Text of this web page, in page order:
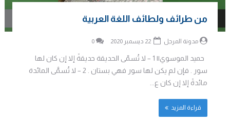
من طرائف ولطائف اللغة العربية
مدونة المرجل 0
حميد الموسوي|| 1 – لا تُسمّى الحديقة حديقةً إلا إن كان لها
سور . فإن لم يكن لها سور فهي بستان . 2 – لا تُسمَّى المائدة
مائدةً إلا إن كان ع...
قراءة المزيد